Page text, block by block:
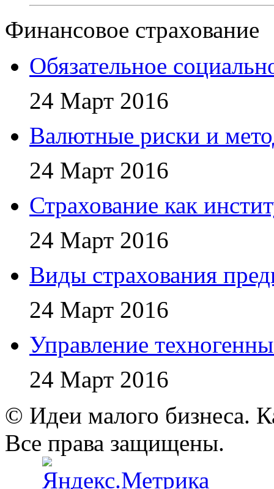
Финансовое страхование
Обязательное
24 Март 2016
Валютные риски и
24 Март 2016
Страхование как
24 Март 2016
Виды страхования
24 Март 2016
Управление
24 Март 2016
© Идеи малого бизнеса.
Все права защищены.